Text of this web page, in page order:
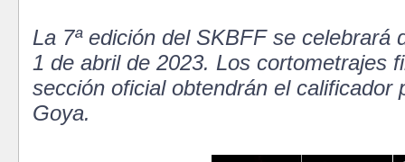
La 7ª edición del SKBFF se celebrará
1 de abril de 2023. Los cortometrajes
sección oficial obtendrán el calificador
Goya.